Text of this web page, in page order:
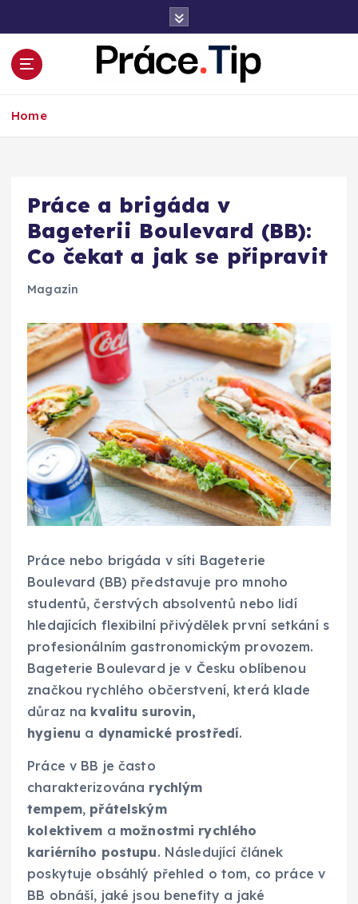
o
Home
Práce a brigáda v
Bageterii Boulevard (BB):
Co čekat a jak se připravit
Magazín
Práce nebo brigáda v síti Bageterie
Boulevard (BB) představuje pro mnoho
studentů, čerstvých absolventů nebo lidí
hledajících flexibilní přivýdělek první setkání s
profesionálním gastronomickým provozem.
Bageterie Boulevard je v Česku oblíbenou
značkou rychlého občerstvení, která klade
důraz na kvalitu surovin,
hygienu a dynamické prostředí.
Práce v BB je často
charakterizována rychlým
tempem, přátelským
kolektivem a možnostmi rychlého
kariérního postupu. Následující článek
poskytuje obsáhlý přehled o tom, co práce v
BB obnáší, jaké jsou benefity a jaké